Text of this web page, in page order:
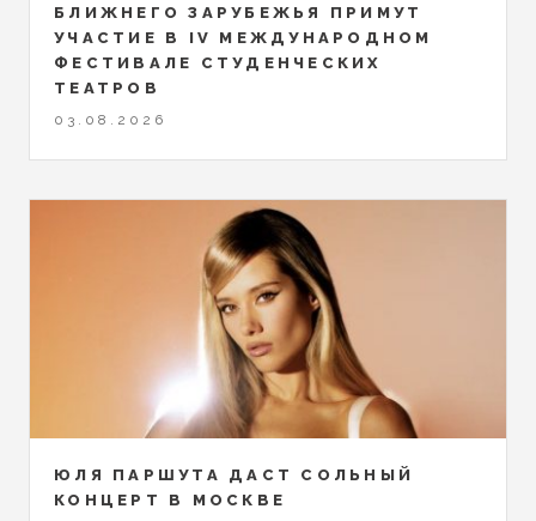
БЛИЖНЕГО ЗАРУБЕЖЬЯ ПРИМУТ
УЧАСТИЕ В IV МЕЖДУНАРОДНОМ
ФЕСТИВАЛЕ СТУДЕНЧЕСКИХ
ТЕАТРОВ
03.08.2026
ЮЛЯ ПАРШУТА ДАСТ СОЛЬНЫЙ
КОНЦЕРТ В МОСКВЕ